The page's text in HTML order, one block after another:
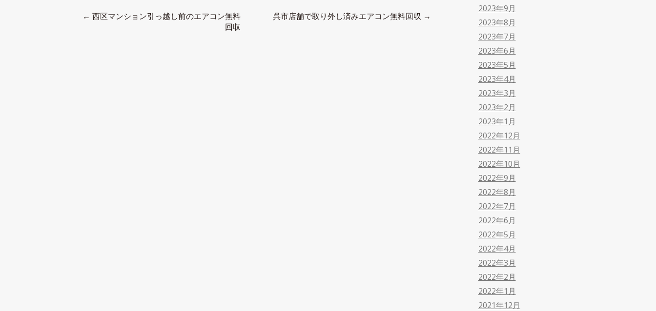
← 西区マンション引っ越し前のエアコン無料
回収
呉市店舗で取り外し済みエアコン無料回収 →
2023年9月
2023年8月
2023年7月
2023年6月
2023年5月
2023年4月
2023年3月
2023年2月
2023年1月
2022年12月
2022年11月
2022年10月
2022年9月
2022年8月
2022年7月
2022年6月
2022年5月
2022年4月
2022年3月
2022年2月
2022年1月
2021年12月